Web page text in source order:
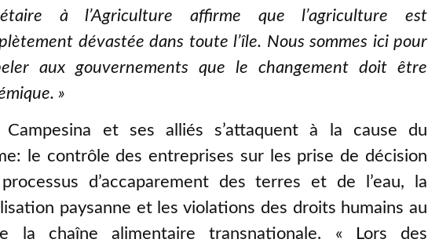
à l’Agriculture affirme que l’agriculture est
dévastée dans toute l’île. Nous sommes ici pour
aux gouvernements que le changement doit être
»
Campesina et ses alliés s’attaquent à la cause du
le contrôle des entreprises sur les prise de décision
d’accaparement des terres et de l’eau, la
paysanne et les violations des droits humains au
la chaîne alimentaire transnationale. « Lors des